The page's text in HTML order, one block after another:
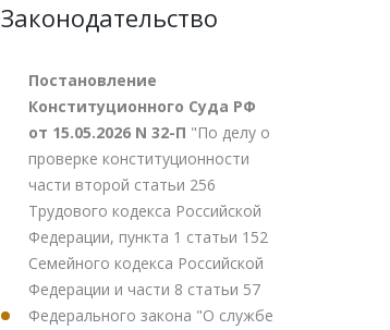
Законодательство
Постановление
Конституционного Суда РФ
от 15.05.2026 N 32-П "По делу о
проверке конституционности
части второй статьи 256
Трудового кодекса Российской
Федерации, пункта 1 статьи 152
Семейного кодекса Российской
Федерации и части 8 статьи 57
Федерального закона "О службе